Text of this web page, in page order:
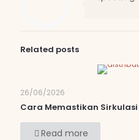
Related posts
26/06/2026
Cara Memastikan
Read more